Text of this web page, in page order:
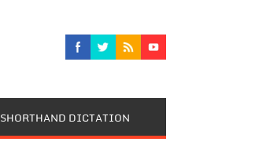
SHORTHAND DICTATION